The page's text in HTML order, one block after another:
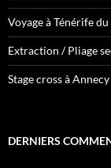
Voyage à Ténérife
Extraction / Pliage
Stage cross à
DERNIERS